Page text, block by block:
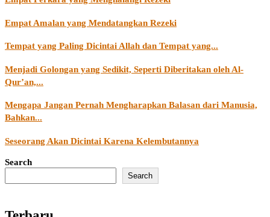
Empat Amalan yang Mendatangkan Rezeki
Tempat yang Paling Dicintai Allah dan Tempat yang...
Menjadi Golongan yang Sedikit, Seperti Diberitakan oleh Al-
Qur’an,...
Mengapa Jangan Pernah Mengharapkan Balasan dari Manusia,
Bahkan...
Seseorang Akan Dicintai Karena Kelembutannya
Search
Search